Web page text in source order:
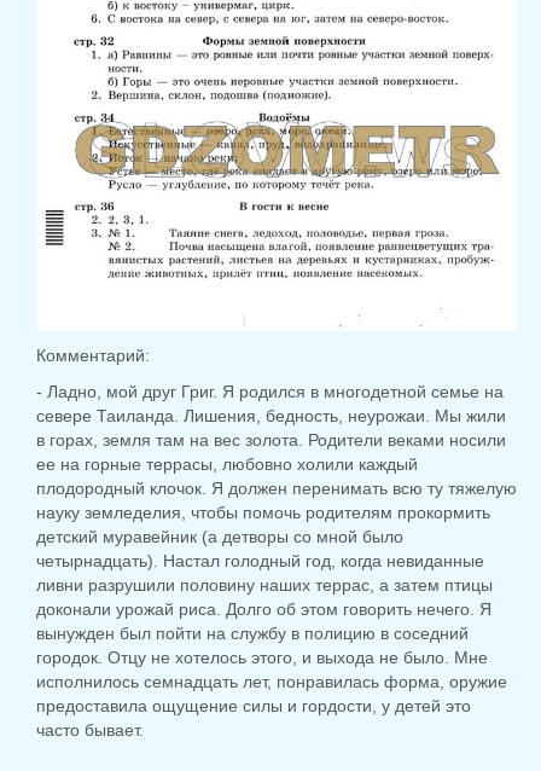
Комментарий:
- Ладно, мой друг Григ. Я родился в многодетной семье на
севере Таиланда. Лишения, бедность, неурожаи. Мы жили
в горах, земля там на вес золота. Родители веками носили
ее на горные террасы, любовно холили каждый
плодородный клочок. Я должен перенимать всю ту тяжелую
науку земледелия, чтобы помочь родителям прокормить
детский муравейник (а детворы со мной было
четырнадцать). Настал голодный год, когда невиданные
ливни разрушили половину наших террас, а затем птицы
доконали урожай риса. Долго об этом говорить нечего. Я
вынужден был пойти на службу в полицию в соседний
городок. Отцу не хотелось этого, и выхода не было. Мне
исполнилось семнадцать лет, понравилась форма, оружие
предоставила ощущение силы и гордости, у детей это
часто бывает.